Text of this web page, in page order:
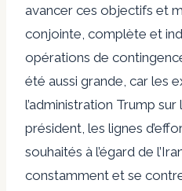
avancer ces objectifs et
conjointe, complète et
opérations de
été aussi grande, car les
l’administration Trump
président, les lignes
souhaités à l’égard de
constamment et se